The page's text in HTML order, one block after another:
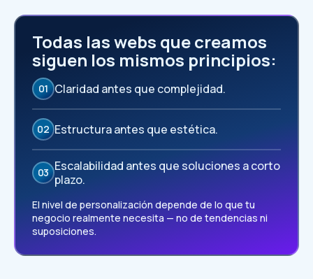
Todas las webs que creamos
siguen los mismos principios:
01 Claridad antes que complejidad.
02 Estructura antes que estética.
03 Escalabilidad antes que soluciones a corto
plazo.
El nivel de personalización depende de lo que tu
negocio realmente necesita — no de tendencias ni
suposiciones.